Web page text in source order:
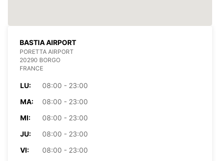
BASTIA AIRPORT
PORETTA AIRPORT
20290 BORGO
FRANCE
LU:
08:00 - 23:00
MA:
08:00 - 23:00
MI:
08:00 - 23:00
JU:
08:00 - 23:00
VI:
08:00 - 23:00